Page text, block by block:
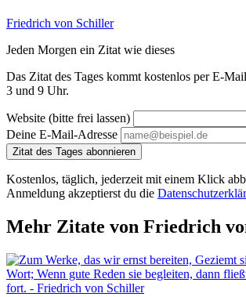
Friedrich von Schiller
Jeden Morgen ein Zitat wie dieses
Das Zitat des Tages kommt kostenlos per E-
3 und 9 Uhr.
Website (bitte frei lassen)
Deine E-Mail-Adresse
Zitat des Tages abonnieren
Kostenlos, täglich, jederzeit mit einem Klick
Anmeldung akzeptierst du die
Mehr Zitate von Friedrich